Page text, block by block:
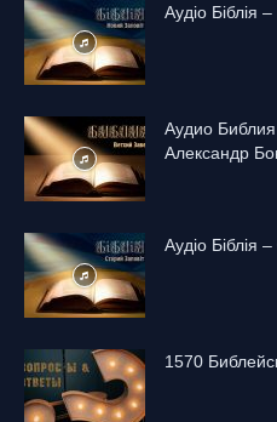
Аудіо Біблія
Аудио Библия
Александр
Аудіо Біблія
1570